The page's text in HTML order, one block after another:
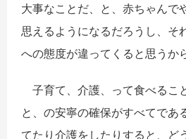
大事なことだ、と、赤ちゃんで
思えるようになるだろうし、そ
への態度が違ってくると思うか
子育て、介護、って食べるこ
と、の安寧の確保がすべてであ
てたり介護をしたりすると、ど